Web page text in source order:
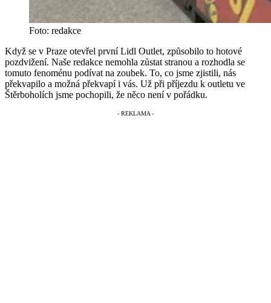
Foto: redakce
Když se v Praze otevřel první Lidl Outlet, způsobilo to hotové
pozdvižení. Naše redakce nemohla zůstat stranou a rozhodla se
tomuto fenoménu podívat na zoubek. To, co jsme zjistili, nás
překvapilo a možná překvapí i vás. Už při příjezdu k outletu ve
Štěrboholích jsme pochopili, že něco není v pořádku.